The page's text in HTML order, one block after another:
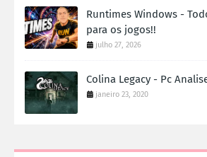
Runtimes Windows -
para os jogos!!
julho 27, 2026
Colina Legacy - Pc
janeiro 23, 2020